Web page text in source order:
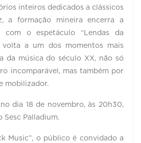
inteiros dedicados a clássicos
a formação mineira encerra a
com o espetáculo “Lendas da
volta a um dos momentos mais
da música do século XX, não só
incomparável, mas também por
mobilizador.
dia 18 de novembro, às 20h30,
Sesc Palladium.
Music”, o público é convidado a